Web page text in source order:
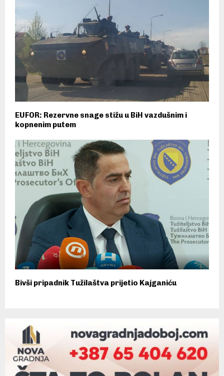
EUFOR: Rezervne snage stižu u BiH vazdušnim i
kopnenim putem
Bivši pripadnik Tužilaštva prijetio Kajganiću